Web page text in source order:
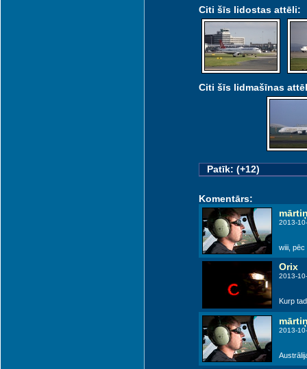
Citi šīs lidostas attēli:
Citi šīs lidmašīnas
Patīk: (+12)
Komentārs:
2013-
wiii, pēc
Orix
2013-
Kurp
2013-